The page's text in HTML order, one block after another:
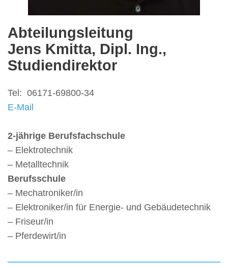
Abteilungsleitung
Jens Kmitta, Dipl. Ing.,
Studiendirektor
Tel: 06171-69800-34
E-Mail
2-jährige Berufsfachschule
– Elektrotechnik
– Metalltechnik
Berufsschule
– Mechatroniker/in
– Elektroniker/in für Energie- und Gebäudetechnik
– Friseur/in
– Pferdewirt/in